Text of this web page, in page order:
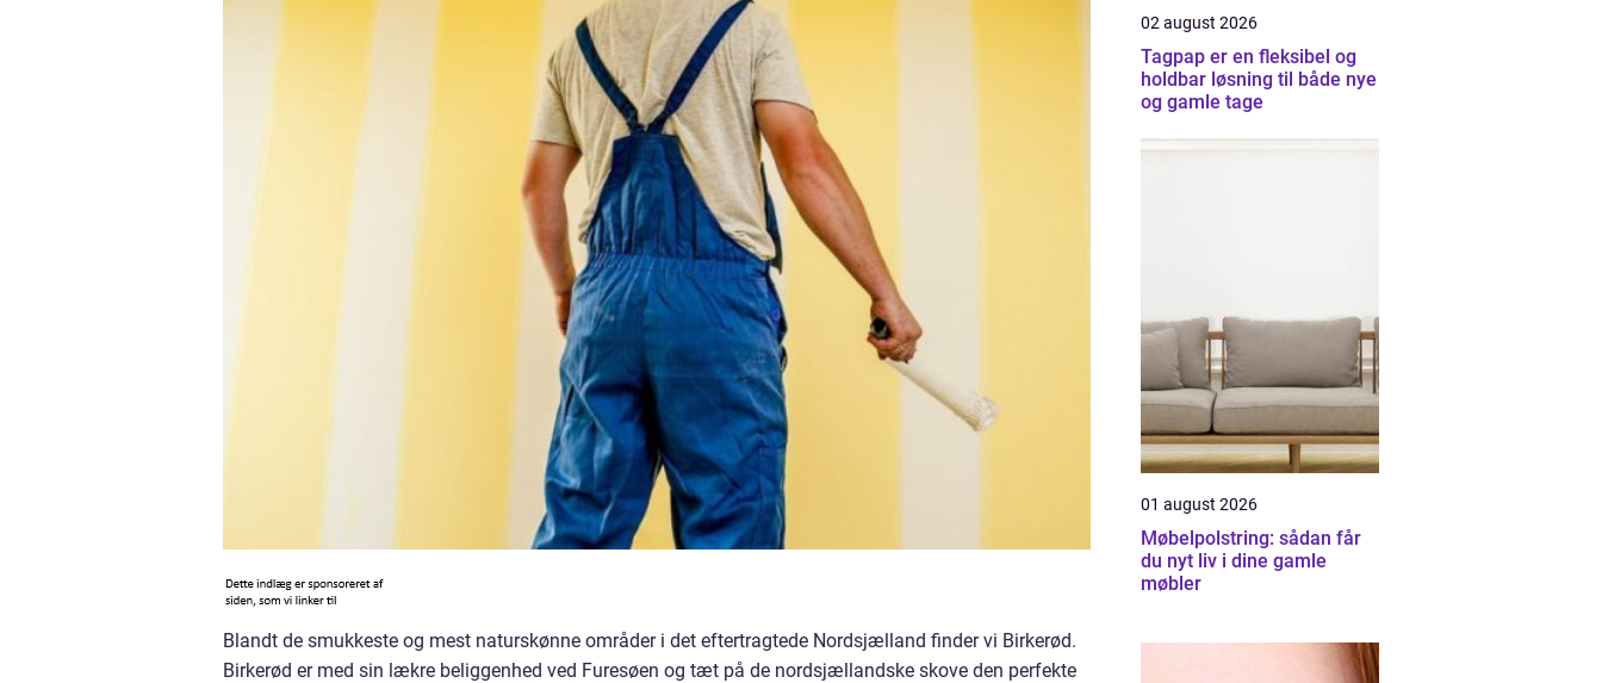
Blandt de smukkeste og mest naturskønne områder i det eftertragtede Nordsjælland finder vi Birkerød.
Birkerød er med sin lækre beliggenhed ved Furesøen og tæt på de nordsjællandske skove den perfekte
02 august 2026
Tagpap er en fleksibel og
holdbar løsning til både nye
og gamle tage
01 august 2026
Møbelpolstring: sådan får
du nyt liv i dine gamle
møbler